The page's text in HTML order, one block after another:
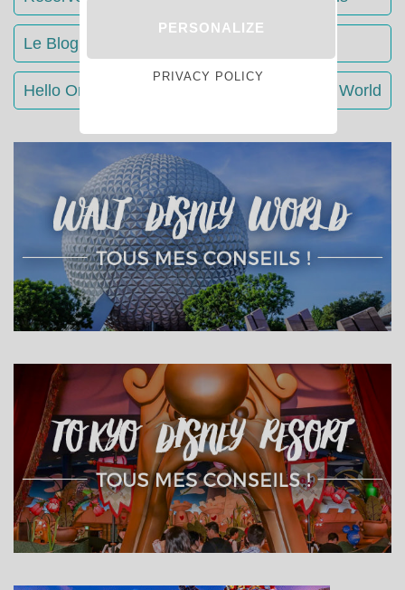
Le Blog du Stream : tout savoir sur Disney+
Hello Orlando : conseils séjour Walt Disney World
PERSONALIZE
PRIVACY POLICY